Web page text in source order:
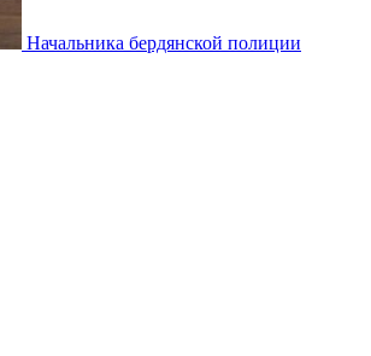
Начальника бердянской полиции